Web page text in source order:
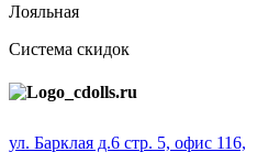
Лояльная
Система скидок
ул. Барклая д.6 стр. 5, офис 116,